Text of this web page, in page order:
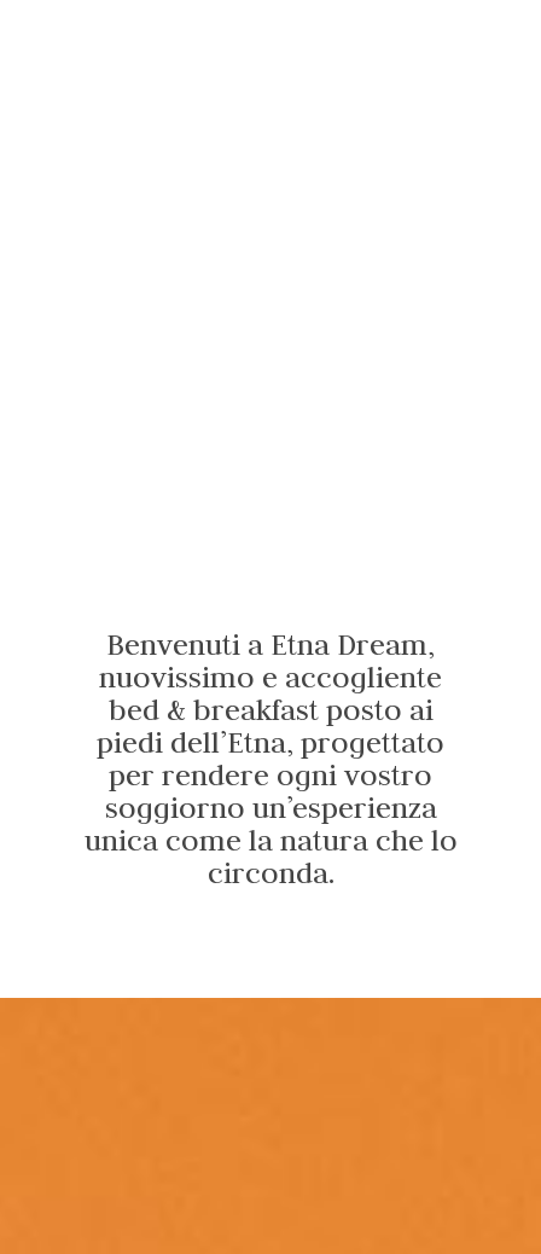
Benvenuti a Etna Dream,
nuovissimo e accogliente
bed & breakfast posto ai
piedi dell’Etna, progettato
per rendere ogni vostro
soggiorno un’esperienza
unica come la natura che lo
circonda.